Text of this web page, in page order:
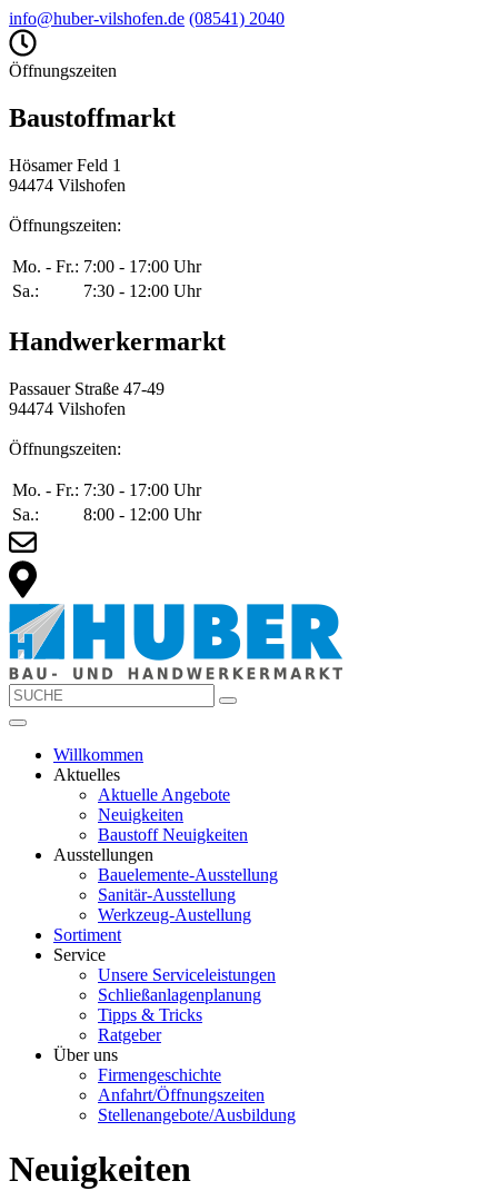
info@huber-vilshofen.de (08541) 2040
Öffnungszeiten
Baustoffmarkt
Hösamer Feld 1
94474 Vilshofen
Öffnungszeiten:
Mo. - Fr.: 7:00 - 17:00 Uhr
Sa.:
7:30 - 12:00 Uhr
Handwerkermarkt
Passauer Straße 47-49
94474 Vilshofen
Öffnungszeiten:
Mo. - Fr.: 7:30 - 17:00 Uhr
Sa.:
8:00 - 12:00 Uhr
Willkommen
Aktuelles
Aktuelle Angebote
Neuigkeiten
Baustoff Neuigkeiten
Ausstellungen
Bauelemente-Ausstellung
Sanitär-Ausstellung
Werkzeug-Austellung
Sortiment
Service
Unsere Serviceleistungen
Schließanlagenplanung
Tipps & Tricks
Ratgeber
Über uns
Firmengeschichte
Anfahrt/Öffnungszeiten
Stellenangebote/Ausbildung
Neuigkeiten